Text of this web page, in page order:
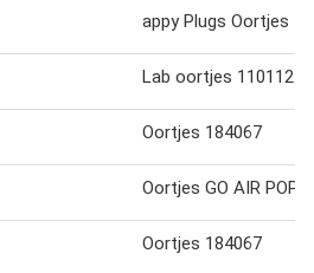
appy Plugs Oortjes
Lab oortjes 110112
Oortjes 184067
Oortjes GO AIR POP
Oortjes 184067